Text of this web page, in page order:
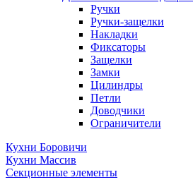
Ручки
Ручки-защелки
Накладки
Фиксаторы
Защелки
Замки
Цилиндры
Петли
Доводчики
Ограничители
Кухни Боровичи
Кухни Массив
Секционные элементы